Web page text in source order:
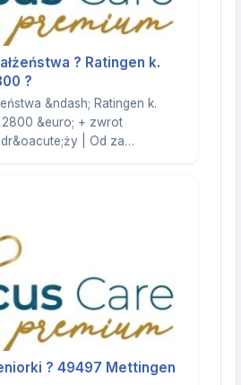
? Ratingen k.
?
&ndash; Ratingen k.
2800 &euro; + zwrot
| Od za…
? 49497 Mettingen